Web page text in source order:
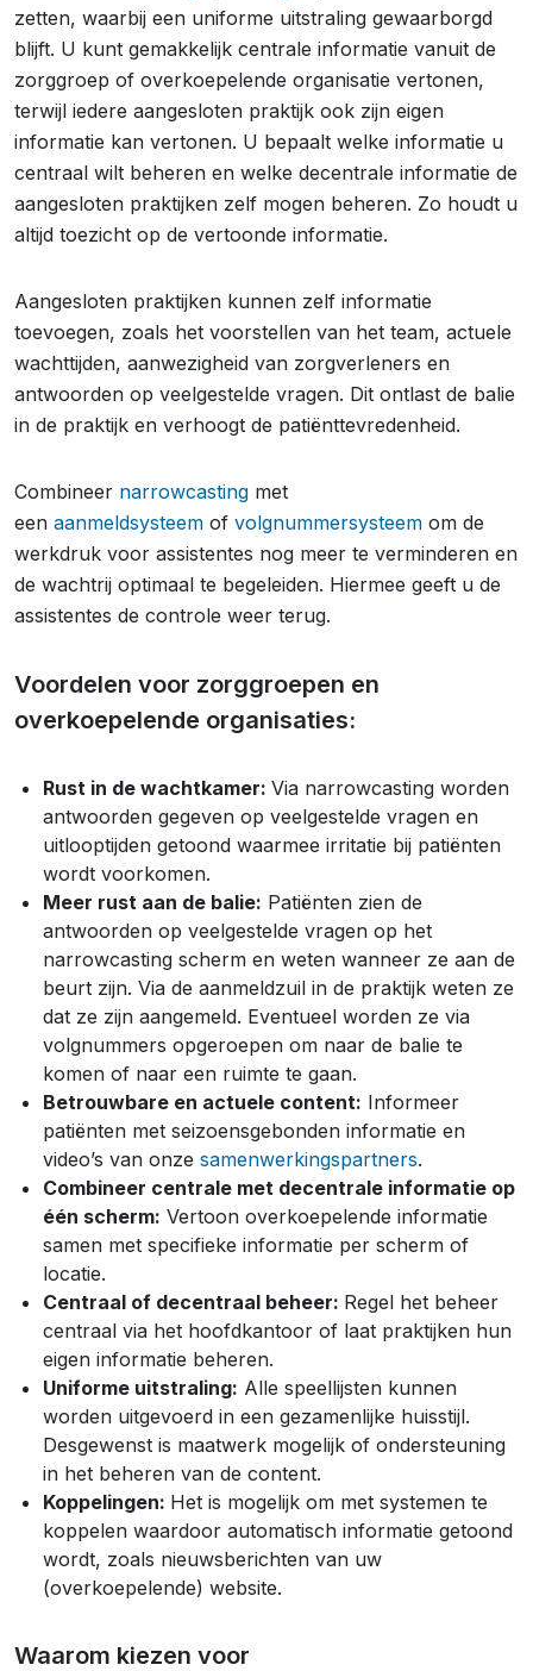
zetten, waarbij een uniforme uitstraling gewaarborgd
blijft. U kunt gemakkelijk centrale informatie vanuit de
zorggroep of overkoepelende organisatie vertonen,
terwijl iedere aangesloten praktijk ook zijn eigen
informatie kan vertonen. U bepaalt welke informatie u
centraal wilt beheren en welke decentrale informatie de
aangesloten praktijken zelf mogen beheren. Zo houdt u
altijd toezicht op de vertoonde informatie.
Aangesloten praktijken kunnen zelf informatie
toevoegen, zoals het voorstellen van het team, actuele
wachttijden, aanwezigheid van zorgverleners en
antwoorden op veelgestelde vragen. Dit ontlast de balie
in de praktijk en verhoogt de patiënttevredenheid.
Combineer narrowcasting met
een aanmeldsysteem of volgnummersysteem om de
werkdruk voor assistentes nog meer te verminderen en
de wachtrij optimaal te begeleiden. Hiermee geeft u de
assistentes de controle weer terug.
Voordelen voor zorggroepen en
overkoepelende organisaties:
Rust in de wachtkamer: Via narrowcasting worden
antwoorden gegeven op veelgestelde vragen en
uitlooptijden getoond waarmee irritatie bij patiënten
wordt voorkomen.
Meer rust aan de balie: Patiënten zien de
antwoorden op veelgestelde vragen op het
narrowcasting scherm en weten wanneer ze aan de
beurt zijn. Via de aanmeldzuil in de praktijk weten ze
dat ze zijn aangemeld. Eventueel worden ze via
volgnummers opgeroepen om naar de balie te
komen of naar een ruimte te gaan.
Betrouwbare en actuele content: Informeer
patiënten met seizoensgebonden informatie en
video’s van onze samenwerkingspartners.
Combineer centrale met decentrale informatie op
één scherm: Vertoon overkoepelende informatie
samen met specifieke informatie per scherm of
locatie.
Centraal of decentraal beheer: Regel het beheer
centraal via het hoofdkantoor of laat praktijken hun
eigen informatie beheren.
Uniforme uitstraling: Alle speellijsten kunnen
worden uitgevoerd in een gezamenlijke huisstijl.
Desgewenst is maatwerk mogelijk of ondersteuning
in het beheren van de content.
Koppelingen: Het is mogelijk om met systemen te
koppelen waardoor automatisch informatie getoond
wordt, zoals nieuwsberichten van uw
(overkoepelende) website.
Waarom kiezen voor